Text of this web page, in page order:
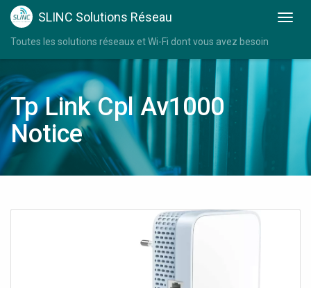
SLINC Solutions Réseau
Toutes les solutions réseaux et Wi-Fi dont vous avez besoin
Tp Link Cpl Av1000
Notice